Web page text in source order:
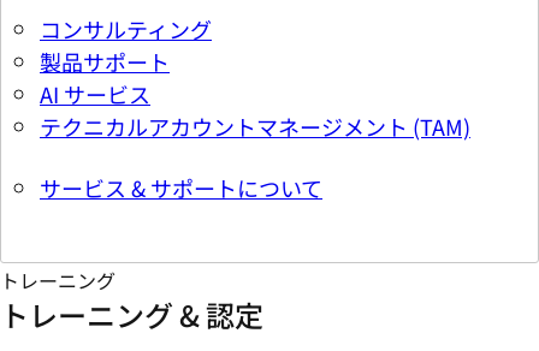
コンサルティング
製品サポート
AI サービス
テクニカルアカウントマネージメント (TAM)
サービス & サポートについて
トレーニング
トレーニング & 認定